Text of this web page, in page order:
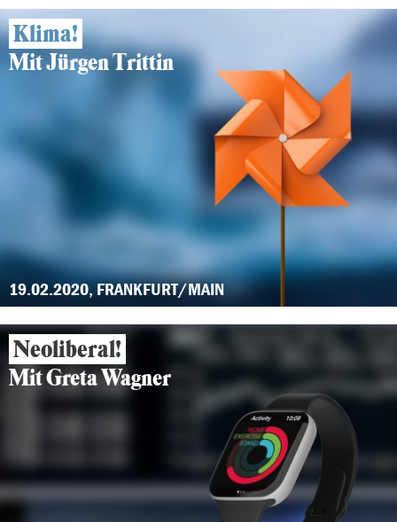
Klima!
Mit Jürgen Trittin
19.02.2020, FRANKFURT/MAIN
Neoliberal!
Mit Greta Wagner